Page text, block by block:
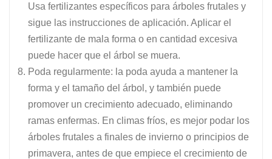
Usa fertilizantes específicos para árboles frutales y
sigue las instrucciones de aplicación. Aplicar el
fertilizante de mala forma o en cantidad excesiva
puede hacer que el árbol se muera.
Poda regularmente: la poda ayuda a mantener la
forma y el tamaño del árbol, y también puede
promover un crecimiento adecuado, eliminando
ramas enfermas. En climas fríos, es mejor podar los
árboles frutales a finales de invierno o principios de
primavera, antes de que empiece el crecimiento de